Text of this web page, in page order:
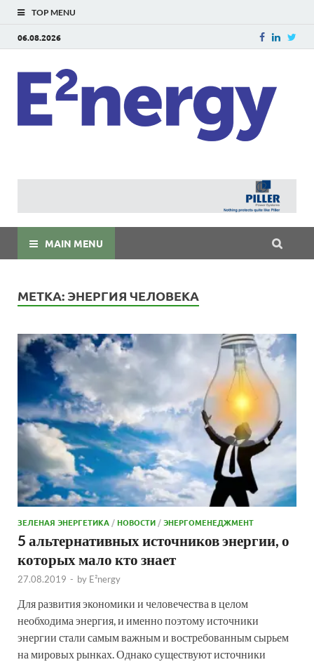
TOP MENU
06.08.2026
MAIN MENU
МЕТКА: ЭНЕРГИЯ ЧЕЛОВЕКА
ЗЕЛЕНАЯ ЭНЕРГЕТИКА /НОВОСТИ /ЭНЕРГОМЕНЕДЖМЕНТ
5 альтернативных источников энергии, о
которых мало кто знает
27.08.2019 - by E²nergy
Для развития экономики и человечества в целом
необходима энергия, и именно поэтому источники
энергии стали самым важным и востребованным сырьем
на мировых рынках. Однако существуют источники